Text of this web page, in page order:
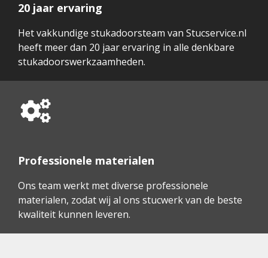
20 jaar ervaring
Het vakkundige stukadoorsteam van Stucservice.nl
heeft meer dan 20 jaar ervaring in alle denkbare
stukadoorswerkzaamheden.
Professionele materialen
Ons team werkt met diverse professionele
materialen, zodat wij al ons stucwerk van de beste
kwaliteit kunnen leveren.